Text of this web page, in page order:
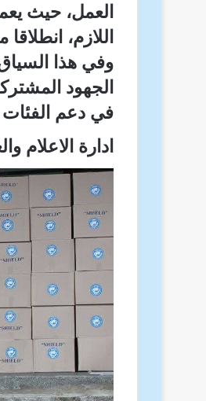
العمل، حيث
اللازم،
وفي هذا
الجهود
في دعم الفئات
ادارة الاعلام